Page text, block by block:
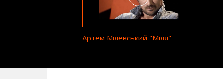
Артем Мілевський "Міля"